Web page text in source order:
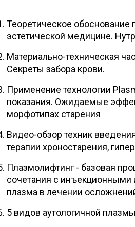
Теоретическое
эстетической медицине.
Материально-техническая
Секреты забора крови.
Применение технологии
показания. Ожидаемые
морфотипах старения
Видео-обзор техник
терапии хроностарения,
Плазмолифтинг - базовая
сочетания с инъекционными
плазма в лечении
5 видов аутологичной